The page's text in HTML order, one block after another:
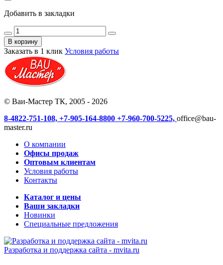
Добавить в закладки
В корзину
Заказать в 1 клик Условия работы
© Ваи-Мастер ТК, 2005 - 2026
8-4822-751-108, +7-905-164-8800 +7-960-700-5225, office@bau-
master.ru
О компании
Офисы продаж
Оптовым клиентам
Условия работы
Контакты
Каталог и цены
Ваши закладки
Новинки
Специальные предложения
Разработка и поддержка сайта - mvita.ru